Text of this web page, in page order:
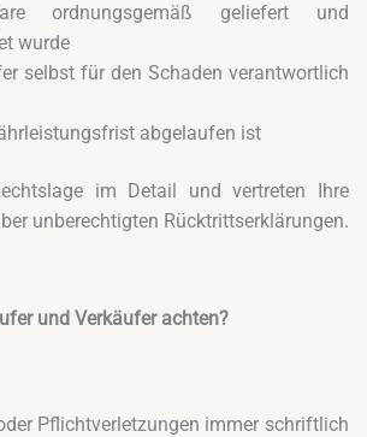
ordnungsgemäß geliefert und
wurde
selbst für den Schaden verantwortlich
abgelaufen ist
im Detail und vertreten Ihre
unberechtigten Rücktrittserklärungen.
und Verkäufer achten?
Pflichtverletzungen immer schriftlich